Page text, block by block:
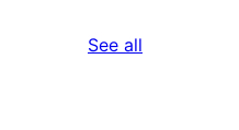
See all